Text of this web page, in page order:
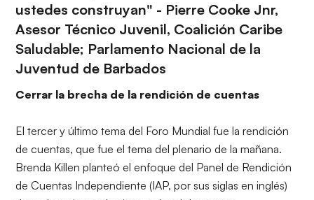
ustedes construyan" - Pierre Cooke Jnr,
Asesor Técnico Juvenil, Coalición Caribe
Saludable; Parlamento Nacional de la
Juventud de Barbados
Cerrar la brecha de la rendición de cuentas
El tercer y último tema del Foro Mundial fue la rendición
de cuentas, que fue el tema del plenario de la mañana.
Brenda Killen planteó el enfoque del Panel de Rendición
de Cuentas Independiente (IAP, por sus siglas en inglés)